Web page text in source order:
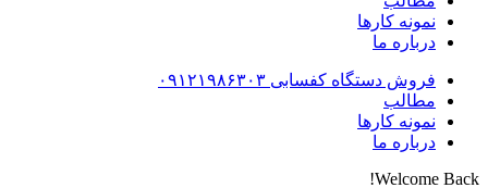
نمونه کارها
درباره ما
فروش دستگاه کفسابی ۰۹۱۲۱۹۸۶۳۰۳
مطالب
نمونه کارها
درباره ما
Welcome Back!